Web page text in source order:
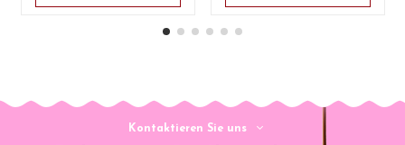
Kontaktieren Sie uns